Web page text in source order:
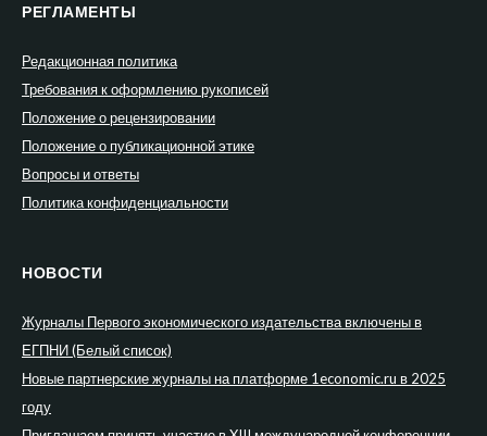
РЕГЛАМЕНТЫ
Редакционная политика
Требования к оформлению рукописей
Положение о рецензировании
Положение о публикационной этике
Вопросы и ответы
Политика конфиденциальности
НОВОСТИ
Журналы Первого экономического издательства включены в
ЕГПНИ (Белый список)
Новые партнерские журналы на платформе 1economic.ru в 2025
году